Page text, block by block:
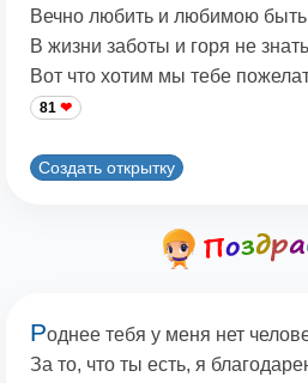
Вечно любить и любимою
В жизни заботы и горя не
Вот что хотим мы тебе
81
Создать открытку
Роднее тебя у меня нет
За то, что ты есть, я